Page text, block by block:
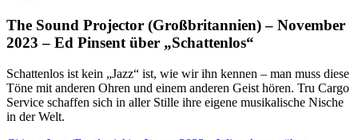
The Sound Projector (Großbritannien) – November
2023 – Ed Pinsent über „Schattenlos“
Schattenlos ist kein „Jazz“ ist, wie wir ihn kennen – man muss diese
Töne mit anderen Ohren und einem anderen Geist hören. Tru Cargo
Service schaffen sich in aller Stille ihre eigene musikalische Nische
in der Welt.